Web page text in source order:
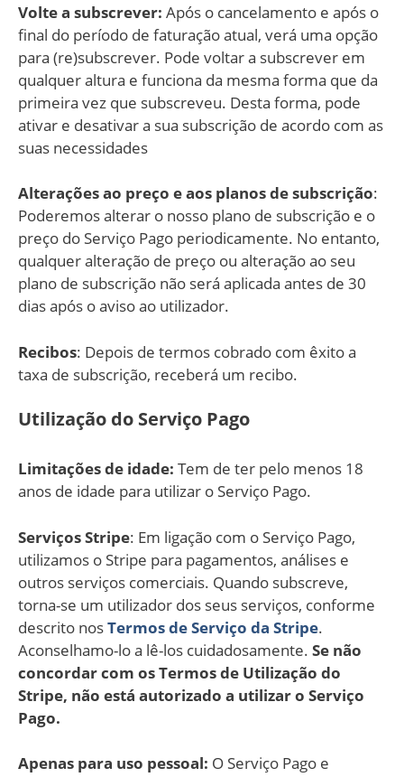
Volte a subscrever: Após o cancelamento e após o
final do período de faturação atual, verá uma opção
para (re)subscrever. Pode voltar a subscrever em
qualquer altura e funciona da mesma forma que da
primeira vez que subscreveu. Desta forma, pode
ativar e desativar a sua subscrição de acordo com as
suas necessidades
Alterações ao preço e aos planos de subscrição:
Poderemos alterar o nosso plano de subscrição e o
preço do Serviço Pago periodicamente. No entanto,
qualquer alteração de preço ou alteração ao seu
plano de subscrição não será aplicada antes de 30
dias após o aviso ao utilizador.
Recibos: Depois de termos cobrado com êxito a
taxa de subscrição, receberá um recibo.
Utilização do Serviço Pago
Limitações de idade: Tem de ter pelo menos 18
anos de idade para utilizar o Serviço Pago.
Serviços Stripe: Em ligação com o Serviço Pago,
utilizamos o Stripe para pagamentos, análises e
outros serviços comerciais. Quando subscreve,
torna-se um utilizador dos seus serviços, conforme
descrito nosTermos de Serviço da Stripe.
Aconselhamo-lo a lê-los cuidadosamente. Se não
concordar com os Termos de Utilização do
Stripe, não está autorizado a utilizar o Serviço
Pago.
Apenas para uso pessoal: O Serviço Pago e